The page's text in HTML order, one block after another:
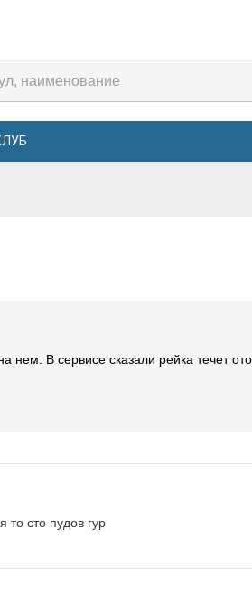
нем. В сервисе сказали рейка течет
сто пудов гур